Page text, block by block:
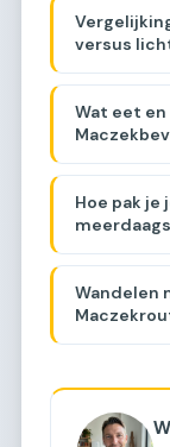
versus
Wat eet
Hoe pak je
Wandelen